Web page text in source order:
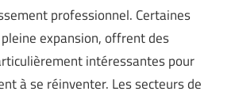
professionnel. Certaines
expansion, offrent des
intéressantes pour
à se réinventer. Les secteurs de